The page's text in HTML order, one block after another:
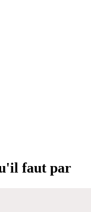
faut par